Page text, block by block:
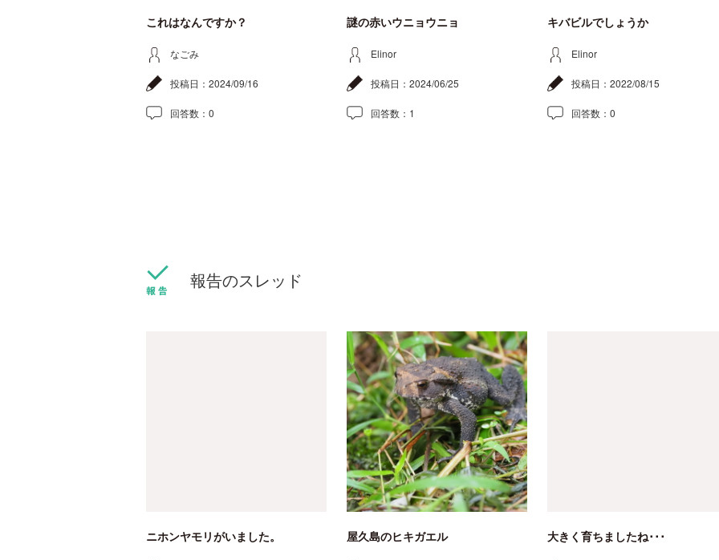
これはなんですか？
なごみ
投稿日： 2024/09/16
回答数： 0
謎の赤いウニョウニョ
Elinor
投稿日： 2024/06/25
回答数： 1
キバビルでしょうか
Elinor
投稿日： 2022/08/15
回答数： 0
報告のスレッド
ニホンヤモリがいました。 屋久島のヒキガエル 大きく育ちましたね･･･